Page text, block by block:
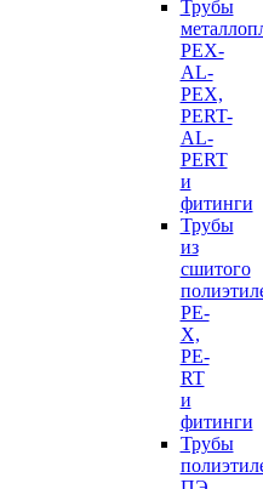
Трубы
PEX-
AL-
PEX,
PERT-
AL-
PERT
и
фитинги
Трубы
из
сшитого
PE-
X,
PE-
RT
и
фитинги
Трубы